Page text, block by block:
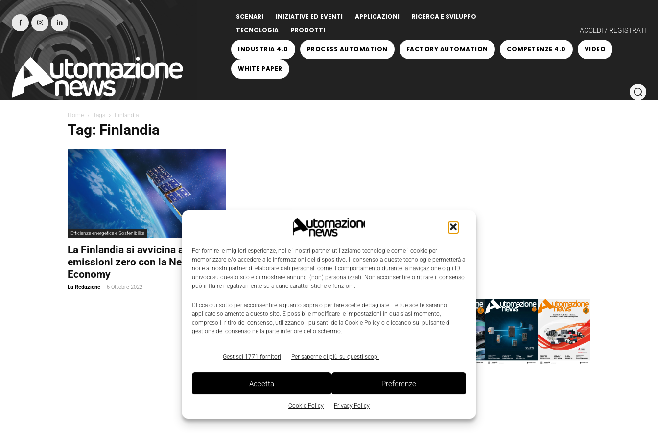
Per fornire le migliori esperienze, noi e i nostri partner utilizziamo tecnologie come i cookie per
memorizzare e/o accedere alle informazioni del dispositivo. Il consenso a queste tecnologie permetterà a
noi e ai nostri partner di elaborare dati personali come il comportamento durante la navigazione o gli ID
univoci su questo sito e di mostrare annunci (non) personalizzati. Non acconsentire o ritirare il consenso
può influire negativamente su alcune caratteristiche e funzioni.
Clicca qui sotto per acconsentire a quanto sopra o per fare scelte dettagliate. Le tue scelte saranno
applicate solamente a questo sito. È possibile modificare le impostazioni in qualsiasi momento,
compreso il ritiro del consenso, utilizzando i pulsanti della Cookie Policy o cliccando sul pulsante di
gestione del consenso nella parte inferiore dello schermo.
Gestisci 1771 fornitori Per saperne di più su questi scopi
Accetta Preferenze
Cookie Policy Privacy Policy
SCENARI INIZIATIVE ED EVENTI APPLICAZIONI
RICERCA E SVILUPPO
TECNOLOGIA
PRODOTTI ACCEDI / REGISTRATI
INDUSTRIA 4.0 PROCESS AUTOMATION FACTORY AUTOMATION COMPETENZE 4.0 VIDEO
WHITE PAPER
Home Tags Finlandia
Tag: Finlandia
Efficienza energetica e Sostenibilità
La Finlandia si avvicina alle
emissioni zero con la New Space
Economy
La Redazione - 6 Ottobre 2022 0
Edicola